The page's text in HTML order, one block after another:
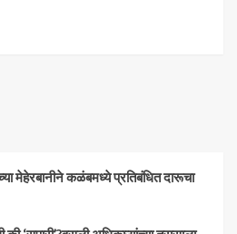
मेहेरबानीने कळंबमध्ये प्रतिबंधित दारूचा